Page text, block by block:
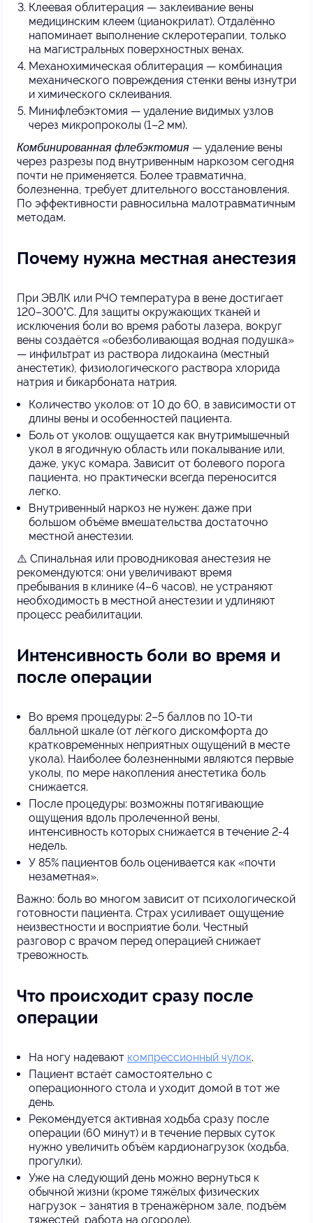
Клеевая облитерация — заклеивание вены
медицинским клеем (цианокрилат). Отдалённо
напоминает выполнение склеротерапии, только
на магистральных поверхностных венах.
Механохимическая облитерация — комбинация
механического повреждения стенки вены изнутри
и химического склеивания.
Минифлебэктомия — удаление видимых узлов
через микропроколы (1–2 мм).
Комбинированная флебэктомия — удаление вены
через разрезы под внутривенным наркозом сегодня
почти не применяется. Более травматична,
болезненна, требует длительного восстановления.
По эффективности равносильна малотравматичным
методам.
Почему нужна местная анестезия
При ЭВЛК или РЧО температура в вене достигает
120–300°C. Для защиты окружающих тканей и
исключения боли во время работы лазера, вокруг
вены создаётся «обезболивающая водная подушка»
— инфильтрат из раствора лидокаина (местный
анестетик), физиологического раствора хлорида
натрия и бикарбоната натрия.
Количество уколов: от 10 до 60, в зависимости от
длины вены и особенностей пациента.
Боль от уколов: ощущается как внутримышечный
укол в ягодичную область или покалывание или,
даже, укус комара. Зависит от болевого порога
пациента, но практически всегда переносится
легко.
Внутривенный наркоз не нужен: даже при
большом объёме вмешательства достаточно
местной анестезии.
⚠️ Спинальная или проводниковая анестезия не
рекомендуются: они увеличивают время
пребывания в клинике (4–6 часов), не устраняют
необходимость в местной анестезии и удлиняют
процесс реабилитации.
Интенсивность боли во время и
после операции
Во время процедуры: 2–5 баллов по 10-ти
балльной шкале (от лёгкого дискомфорта до
кратковременных неприятных ощущений в месте
укола). Наиболее болезненными являются первые
уколы, по мере накопления анестетика боль
снижается.
После процедуры: возможны потягивающие
ощущения вдоль пролеченной вены,
интенсивность которых снижается в течение 2-4
недель.
У 85% пациентов боль оценивается как «почти
незаметная».
Важно: боль во многом зависит от психологической
готовности пациента. Страх усиливает ощущение
неизвестности и восприятие боли. Честный
разговор с врачом перед операцией снижает
тревожность.
Что происходит сразу после
операции
На ногу надевают компрессионный чулок.
Пациент встаёт самостоятельно с
операционного стола и уходит домой в тот же
день.
Рекомендуется активная ходьба сразу после
операции (60 минут) и в течение первых суток
нужно увеличить объём кардионагрузок (ходьба,
прогулки).
Уже на следующий день можно вернуться к
обычной жизни (кроме тяжёлых физических
нагрузок – занятия в тренажёрном зале, подъём
тяжестей, работа на огороде).